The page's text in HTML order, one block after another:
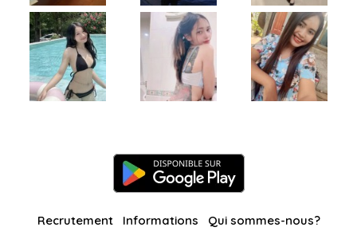
Recrutement Informations Qui sommes-nous?